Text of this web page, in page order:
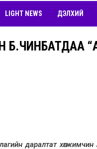
LIGHT NEWS ДЭЛХИЙ
даралтат хөгжимчин